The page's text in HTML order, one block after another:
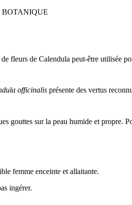
fleurs de Calendula peut-être utilisée
officinalis présente des vertus
gouttes sur la peau humide et propre.
femme enceinte et allaitante.
ingérer.